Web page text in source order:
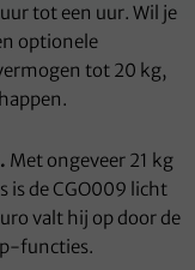
tot een uur. Wil je
optionele
tot 20 kg,
Met ongeveer 21 kg
is de CGO009 licht
valt hij op door de
functies.